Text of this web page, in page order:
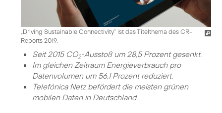
„Driving Sustainable Connectivity“ ist das Titelthema des CR-
Reports 2019.
Seit 2015 CO2-Ausstoß um 28,5 Prozent gesenkt.
Im gleichen Zeitraum Energieverbrauch pro
Datenvolumen um 56,1 Prozent reduziert.
Telefónica Netz befördert die meisten grünen
mobilen Daten in Deutschland.